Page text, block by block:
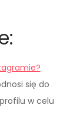
się do
w celu